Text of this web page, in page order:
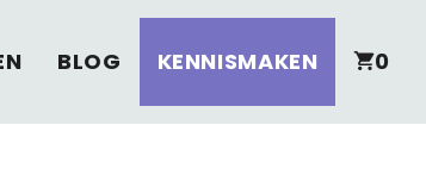
BLOG KENNISMAKEN 0